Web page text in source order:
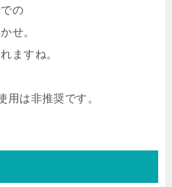
の
せ。
ますね。
は非推奨です。